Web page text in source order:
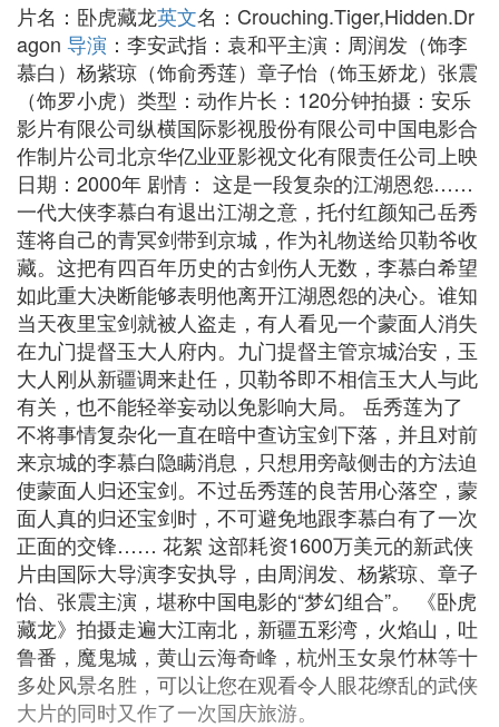
片名：卧虎藏龙英文名：Crouching.Tiger,Hidden.Dr
agon 导演 ：李安武指：袁和平主演：周润发（饰李
慕白）杨紫琼（饰俞秀莲）章子怡（饰玉娇龙）张震
（饰罗小虎）类型：动作片长：120分钟拍摄：安乐
影片有限公司纵横国际影视股份有限公司中国电影合
作制片公司北京华亿业亚影视文化有限责任公司上映
日期：2000年 剧情： 这是一段复杂的江湖恩怨……
一代大侠李慕白有退出江湖之意，托付红颜知己岳秀
莲将自己的青冥剑带到京城，作为礼物送给贝勒爷收
藏。这把有四百年历史的古剑伤人无数，李慕白希望
如此重大决断能够表明他离开江湖恩怨的决心。谁知
当天夜里宝剑就被人盗走，有人看见一个蒙面人消失
在九门提督玉大人府内。九门提督主管京城治安，玉
大人刚从新疆调来赴任，贝勒爷即不相信玉大人与此
有关，也不能轻举妄动以免影响大局。 岳秀莲为了
不将事情复杂化一直在暗中查访宝剑下落，并且对前
来京城的李慕白隐瞒消息，只想用旁敲侧击的方法迫
使蒙面人归还宝剑。不过岳秀莲的良苦用心落空，蒙
面人真的归还宝剑时，不可避免地跟李慕白有了一次
正面的交锋…… 花絮 这部耗资1600万美元的新武侠
片由国际大导演李安执导，由周润发、杨紫琼、章子
怡、张震主演，堪称中国电影的“梦幻组合”。 《卧虎
藏龙》拍摄走遍大江南北，新疆五彩湾，火焰山，吐
鲁番，魔鬼城，黄山云海奇峰，杭州玉女泉竹林等十
多处风景名胜，可以让您在观看令人眼花缭乱的武侠
大片的同时又作了一次国庆旅游。